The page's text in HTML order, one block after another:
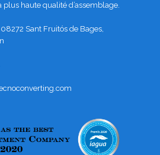
plus haute qualité d’assemblage.
Sant Fruitós de Bages,